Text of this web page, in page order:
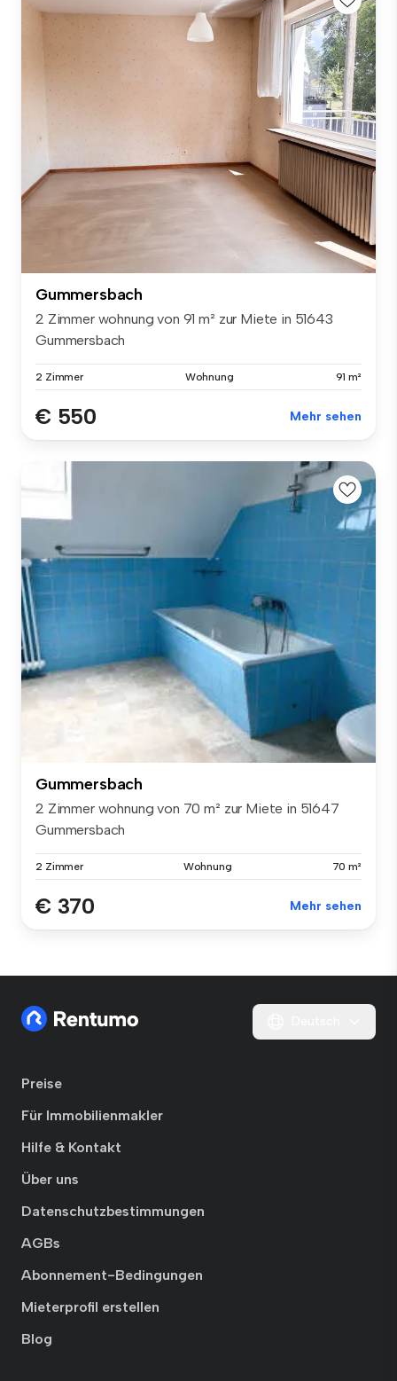
Gummersbach
2 Zimmer wohnung von 91 m² zur Miete in 51643
Gummersbach
2 Zimmer Wohnung 91 m²
€ 550 Mehr sehen
Gummersbach
2 Zimmer wohnung von 70 m² zur Miete in 51647
Gummersbach
2 Zimmer Wohnung 70 m²
€ 370 Mehr sehen
Preise
Für Immobilienmakler
Hilfe & Kontakt
Über uns
Datenschutzbestimmungen
AGBs
Abonnement-Bedingungen
Mieterprofil erstellen
Blog